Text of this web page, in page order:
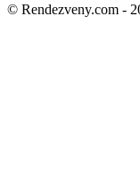
© Rendezveny.com -